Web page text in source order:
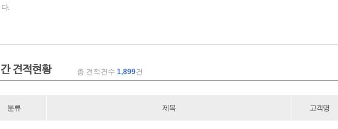
다.
견적현황 총 견적건수 1,899건
분류 제목 고객명